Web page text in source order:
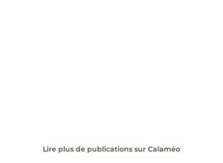
Lire plus de publications sur Calaméo